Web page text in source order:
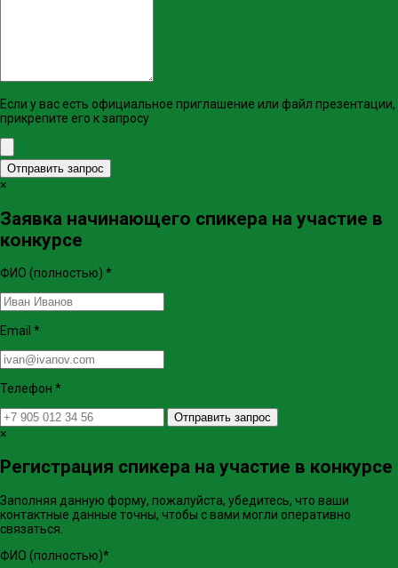
Если у вас есть официальное приглашение или файл презентации,
прикрепите его к запросу
Отправить запрос
×
Заявка начинающего спикера на участие в
конкурсе
ФИО (полностью) *
Email *
Телефон *
Отправить запрос
×
Регистрация спикера на участие в конкурсе
Заполняя данную форму, пожалуйста, убедитесь, что ваши
контактные данные точны, чтобы с вами могли оперативно
связаться.
ФИО (полностью)*